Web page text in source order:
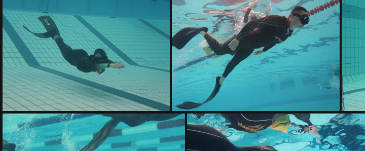
IMG 8840 IMG 8838